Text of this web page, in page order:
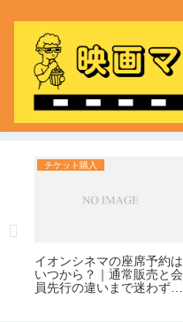
チケット購入
イオンシネマの座席予約は
いつから？｜通常販売と会
員先行の違いまで迷わずわ